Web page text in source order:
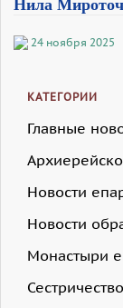
Нила
24 ноября 2025
КАТЕГОРИИ
Главные
Новости
Новости
Монастыри